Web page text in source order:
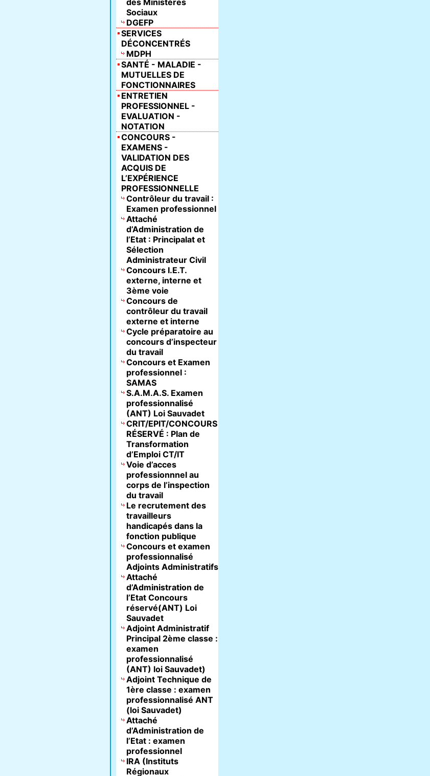
des Ministères
Sociaux
DGEFP
SERVICES
DÉCONCENTRÉS
MDPH
SANTÉ - MALADIE -
MUTUELLES DE
FONCTIONNAIRES
ENTRETIEN
PROFESSIONNEL -
EVALUATION -
NOTATION
CONCOURS -
EXAMENS -
VALIDATION DES
ACQUIS DE
L’EXPÉRIENCE
PROFESSIONNELLE
Contrôleur du travail :
Examen professionnel
Attaché
d’Administration de
l’Etat : Principalat et
Sélection
Administrateur Civil
Concours I.E.T.
externe, interne et
3ème voie
Concours de
contrôleur du travail
externe et interne
Cycle préparatoire au
concours d’inspecteur
du travail
Concours et Examen
professionnel :
SAMAS
S.A.M.A.S. Examen
professionnalisé
(ANT) Loi Sauvadet
CRIT/EPIT/CONCOURS
RÉSERVÉ : Plan de
Transformation
d’Emploi CT/IT
Voie d’acces
professionnnel au
corps de l’inspection
du travail
Le recrutement des
travailleurs
handicapés dans la
fonction publique
Concours et examen
professionnalisé
Adjoints Administratifs
Attaché
d’Administration de
l’Etat Concours
réservé(ANT) Loi
Sauvadet
Adjoint Administratif
Principal 2ème classe :
examen
professionnalisé
(ANT) loi Sauvadet)
Adjoint Technique de
1ère classe : examen
professionnalisé ANT
(loi Sauvadet)
Attaché
d’Administration de
l’Etat : examen
professionnel
IRA (Instituts
Régionaux